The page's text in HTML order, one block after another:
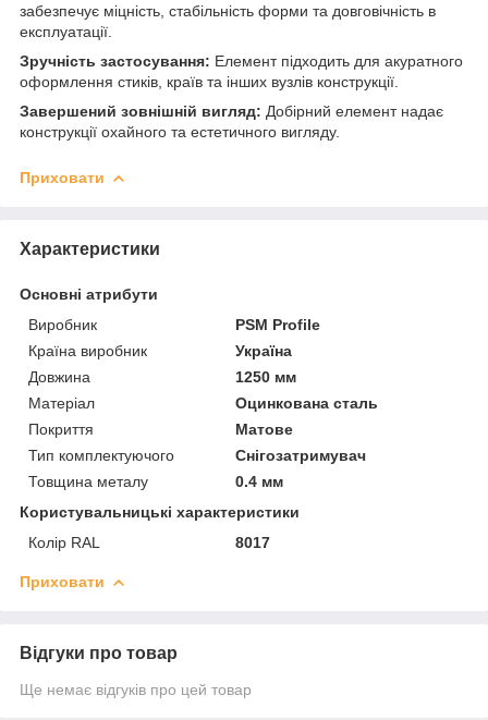
забезпечує міцність, стабільність форми та довговічність в
експлуатації.
Зручність застосування: Елемент підходить для акуратного
оформлення стиків, країв та інших вузлів конструкції.
Завершений зовнішній вигляд: Добірний елемент надає
конструкції охайного та естетичного вигляду.
Приховати
Характеристики
Основні атрибути
Виробник
PSM Profile
Країна виробник
Україна
Довжина
1250 мм
Матеріал
Оцинкована сталь
Покриття
Матове
Тип комплектуючого
Снігозатримувач
Товщина металу
0.4 мм
Користувальницькі характеристики
Колір RAL
8017
Приховати
Відгуки про товар
Ще немає відгуків про цей товар